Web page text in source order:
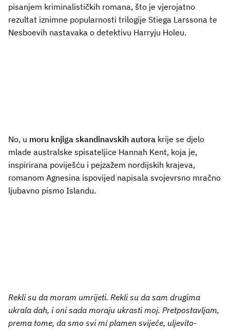
pisanjem kriminalističkih romana, što je vjerojatno
rezultat iznimne popularnosti trilogije Stiega Larssona te
Nesboevih nastavaka o detektivu Harryju Holeu.
No, u moru knjiga skandinavskih autora krije se djelo
mlade australske spisateljice Hannah Kent, koja je,
inspirirana poviješću i pejzažem nordijskih krajeva,
romanom Agnesina ispovijed napisala svojevrsno mračno
ljubavno pismo Islandu.
Rekli su da moram umrijeti. Rekli su da sam drugima
ukrala dah, i oni sada moraju ukrasti moj. Pretpostavljam,
prema tome, da smo svi mi plamen svijeće, uljevito-